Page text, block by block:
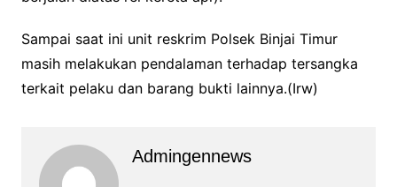
Sampai saat ini unit reskrim Polsek Binjai Timur
masih melakukan pendalaman terhadap tersangka
terkait pelaku dan barang bukti lainnya.(Irw)
Admingennews